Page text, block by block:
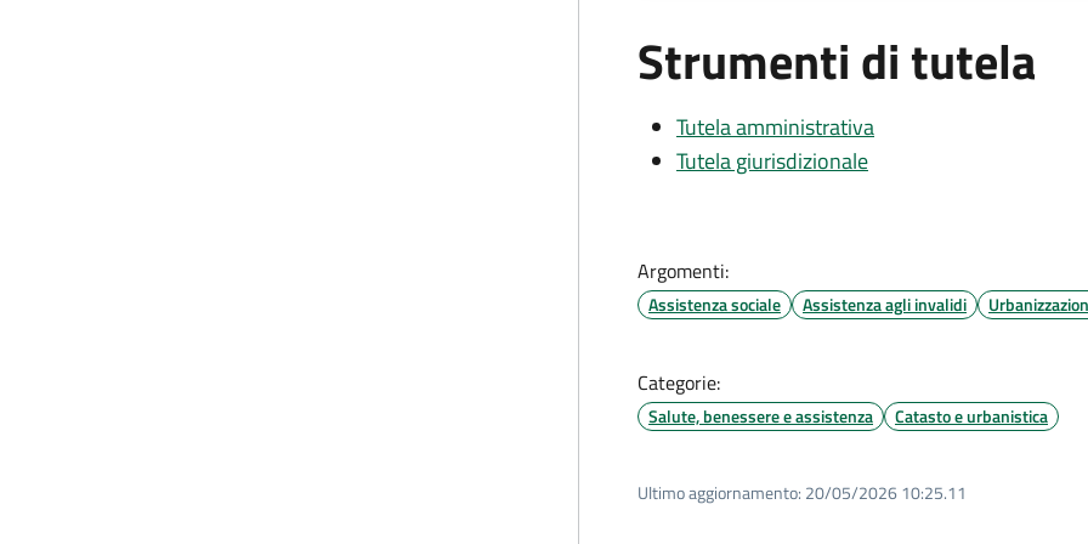
Strumenti di tutela
Tutela amministrativa
Tutela giurisdizionale
Argomenti:
Assistenza sociale Assistenza agli invalidi
Categorie:
Salute, benessere e assistenza Catasto e urbanistica
Ultimo aggiornamento: 20/05/2026 10:25.11